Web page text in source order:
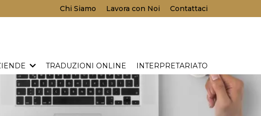
Chi Siamo Lavora con Noi Contattaci
TRADUZIONI ONLINE INTERPRETARIATO